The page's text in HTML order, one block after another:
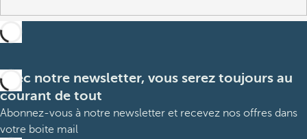
Avec notre newsletter, vous serez toujours au
courant de tout
Abonnez-vous à notre newsletter et recevez nos offres dans
votre boite mail